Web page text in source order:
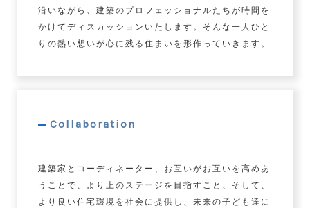
沿いながら、建築のプロフェッショナルたちが時間を
かけてディスカッションいたします。そんな一人ひと
りの熱い想いが心に残る住まいを形作っていきます。
Collaboration
建築家とコーディネーター、お互いがお互いを高めあ
うことで、より上のステージを目指すこと、そして、
より良い住宅環境を社会に提供し、未来の子ども達に